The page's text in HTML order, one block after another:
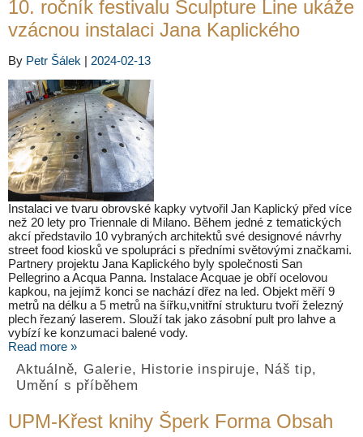
10. ročník festivalu Sculpture Line ukáže
vzácnou instalaci Jana Kaplického
By Petr Šálek | 2024-02-13
Instalaci ve tvaru obrovské kapky vytvořil Jan Kaplický před více
než 20 lety pro Triennale di Milano. Během jedné z tematických
akcí představilo 10 vybraných architektů své designové návrhy
street food kiosků ve spolupráci s předními světovými značkami.
Partnery projektu Jana Kaplického byly společnosti San
Pellegrino a Acqua Panna. Instalace Acquae je obří ocelovou
kapkou, na jejímž konci se nachází dřez na led. Objekt měří 9
metrů na délku a 5 metrů na šířku,vnitřní strukturu tvoří železný
plech řezaný laserem. Slouží tak jako zásobní pult pro lahve a
vybízí ke konzumaci balené vody.
Read more »
Aktuálně, Galerie, Historie inspiruje, Náš tip,
Umění s příběhem
UPM-Křest knihy Šperk Forma Obsah